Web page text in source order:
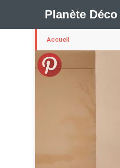
Planète Déco
🛍︎ Shop Planète Déco
Accueil